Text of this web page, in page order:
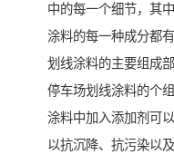
中的每一个细节，其
涂料的每一种成分都
划线涂料的主要组成
停车场划线涂料的个
涂料中加入添加剂可
以抗沉降、抗污染以及